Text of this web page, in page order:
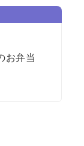
お弁当